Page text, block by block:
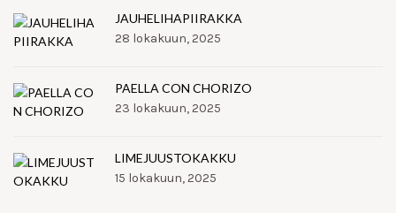
JAUHELIHAPIIRAKKA
28 lokakuun, 2025
PAELLA CON CHORIZO
23 lokakuun, 2025
LIMEJUUSTOKAKKU
15 lokakuun, 2025